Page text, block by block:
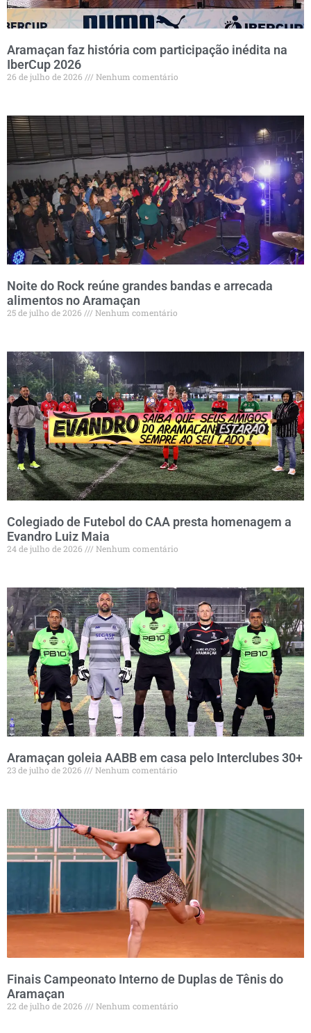
Aramaçan faz história com participação inédita na
IberCup 2026
26 de julho de 2026 Nenhum comentário
Noite do Rock reúne grandes bandas e arrecada
alimentos no Aramaçan
25 de julho de 2026 Nenhum comentário
Colegiado de Futebol do CAA presta homenagem a
Evandro Luiz Maia
24 de julho de 2026 Nenhum comentário
Aramaçan goleia AABB em casa pelo Interclubes 30+
23 de julho de 2026 Nenhum comentário
Finais Campeonato Interno de Duplas de Tênis do
Aramaçan
22 de julho de 2026 Nenhum comentário